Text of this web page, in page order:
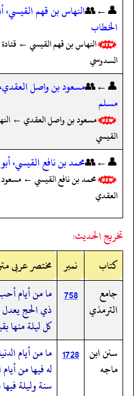
👤←👥النهاس بن قهم القيسي،
الخطاب
النهاس بن قهم القيسي ←
السدوسي
👤←👥مسعود بن واصل
مسلم
مسعود بن واصل العقدي ←
القيسي
👤←👥محمد بن نافع القيسي،
محمد بن نافع القيسي ←
العقدي
تخريج الحديث:
کتاب
نمبر
مختصر عربی
جامع
الترمذي
758
ما من أيام
ذي الحج يعدل
كل ليلة منها
سنن ابن
ماجه
1728 ما من أيام
له فيها من
سنة وليلة